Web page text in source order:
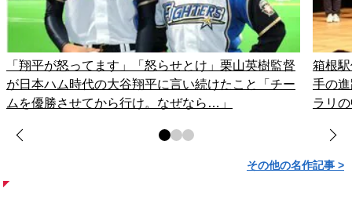
「翔平が怒ってます」「怒らせとけ」栗山英樹監督
が日本ハム時代の大谷翔平に言い続けたこと「チー
ムを優勝させてから行け。なぜなら…」
箱根
手の
ラリ
その他の名作記事 >